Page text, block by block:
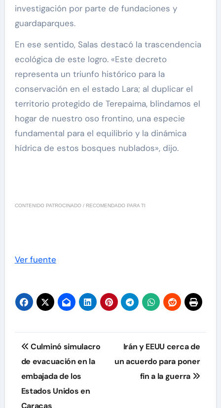
investigación por parte de fundaciones y
guardaparques.
En ese sentido, Salas destacó la trascendencia
ecológica de este logro. «Este decreto
representa un triunfo histórico para la
conservación en el estado Lara; al duplicar el
territorio protegido de Terepaima, blindamos el
hogar de nuestro oso frontino, una especie
fundamental para el equilibrio y la dinámica
hídrica de estos bosques nublados», dijo.
CONTENIDO PATROCINADO / RECOMENDADO PARA TI
Ver fuente
Navegación
de
entradas
Culminó simulacro
de evacuación en la
embajada de los
Estados Unidos en
Irán y EEUU cerca de
un acuerdo para poner
fin a la guerra